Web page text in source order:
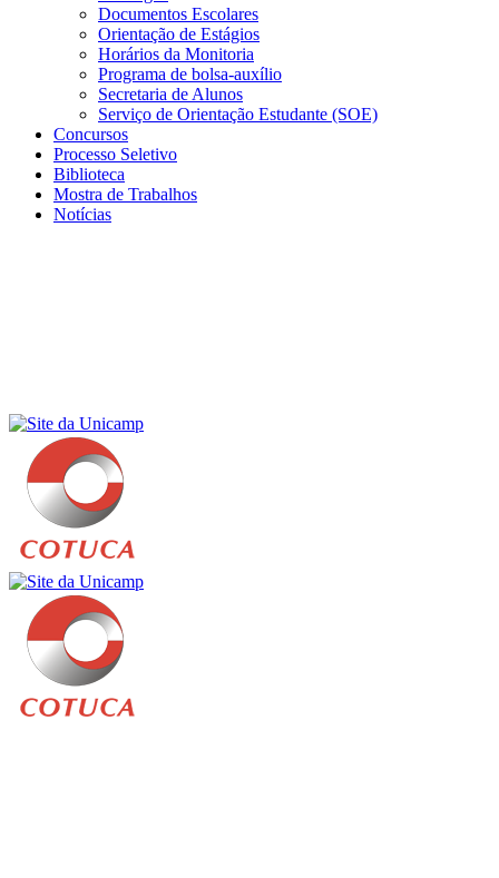
Documentos Escolares
Orientação de Estágios
Horários da Monitoria
Programa de bolsa-auxílio
Secretaria de Alunos
Serviço de Orientação Estudante (SOE)
Concursos
Processo Seletivo
Biblioteca
Mostra de Trabalhos
Notícias